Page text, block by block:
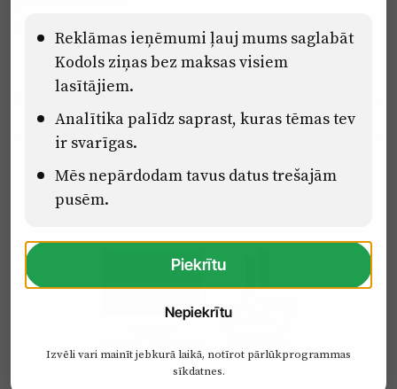
Pārredzamības paziņojumi
Eiropas Savienības Atveseļošanas un noturības mehānisma plāna
2.2. reformu un investīciju virziena “Uzņēmumu digitālā
transformācija un inovācijas” 2.2.1.5.i. investīcijas “Mediju nozares
uzņēmumu digitālās transformācijas veicināšana” pasākuma
“Mācības mediju nozares speciālistu digitālās kompetences un
zināšanu pilnveidošanai” projektā Latvijas Mediju nozares
kompetenču centrs (2.2.1.5.i.0/2/24/A/CFLA/001).
Reklāmas ieņēmumi ļauj mums saglabāt
Kodols ziņas bez maksas visiem
lasītājiem.
Analītika palīdz saprast, kuras tēmas tev
ir svarīgas.
Mēs nepārdodam tavus datus trešajām
pusēm.
Piekrītu
Nepiekrītu
Izvēli vari mainīt jebkurā laikā, notīrot pārlūkprogrammas
sīkdatnes.